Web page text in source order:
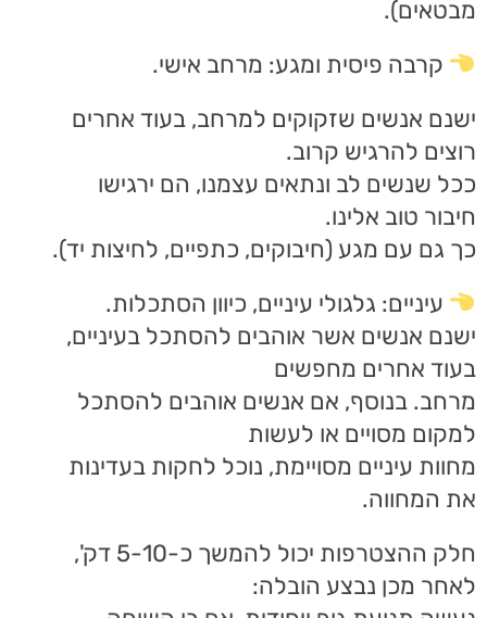
מבטאים).
קרבה פיסית ומגע: מרחב אישי.
ישנם אנשים שזקוקים למרחב, בעוד אחרים
רוצים להרגיש קרוב.
ככל שנשים לב ונתאים עצמנו, הם ירגישו
חיבור טוב אלינו.
כך גם עם מגע (חיבוקים, כתפיים, לחיצות יד).
עיניים: גלגולי עיניים, כיוון הסתכלות.
ישנם אנשים אשר אוהבים להסתכל בעיניים,
בעוד אחרים מחפשים
מרחב. בנוסף, אם אנשים אוהבים להסתכל
למקום מסויים או לעשות
מחוות עיניים מסויימת, נוכל לחקות בעדינות
את המחווה.
חלק ההצטרפות יכול להמשך כ-5-10 דק',
לאחר מכן נבצע הובלה: